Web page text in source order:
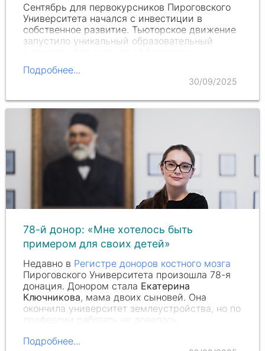
Сентябрь для первокурсников Пироговского
Университета начался с инвестиции в
собственное развитие. Тьюторское движение
запустило уникальный образовательный
Подробнее...
30/09/2025
78-й донор: «Мне хотелось быть
примером для своих детей»
Недавно в Регистре доноров костного мозга
Пироговского Университета произошла 78-я
донация. Донором стала Екатерина
Ключникова, мама двоих сыновей. Она
окончила университет землеустройства, но по
профессии работать не довелось.
Подробнее...